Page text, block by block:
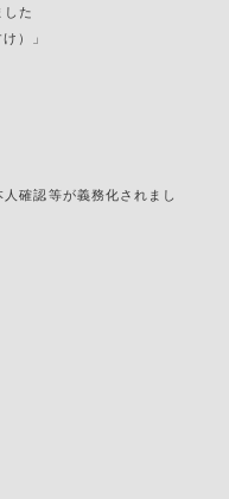
た
）」
確認等が義務化されまし